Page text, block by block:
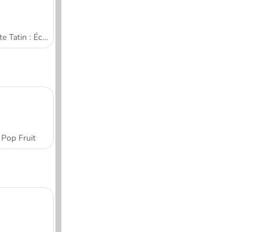
Tarte Tatin : École de cuisine de Sara
Pop Fruit